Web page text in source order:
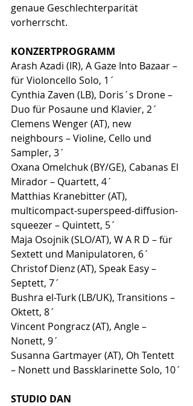
genaue Geschlechterparität
vorherrscht.
KONZERTPROGRAMM
Arash Azadi (IR), A Gaze Into Bazaar –
für Violoncello Solo, 1´
Cynthia Zaven (LB), Doris´s Drone –
Duo für Posaune und Klavier, 2´
Clemens Wenger (AT), new
neighbours – Violine, Cello und
Sampler, 3´
Oxana Omelchuk (BY/GE), Cabanas El
Mirador – Quartett, 4´
Matthias Kranebitter (AT),
multicompact-superspeed-diffusion-
squeezer – Quintett, 5´
Maja Osojnik (SLO/AT), W A R D – für
Sextett und Manipulatoren, 6´
Christof Dienz (AT), Speak Easy –
Septett, 7´
Bushra el-Turk (LB/UK), Transitions –
Oktett, 8´
Vincent Pongracz (AT), Angle –
Nonett, 9´
Susanna Gartmayer (AT), Oh Tentett
– Nonett und Bassklarinette Solo, 10´
STUDIO DAN